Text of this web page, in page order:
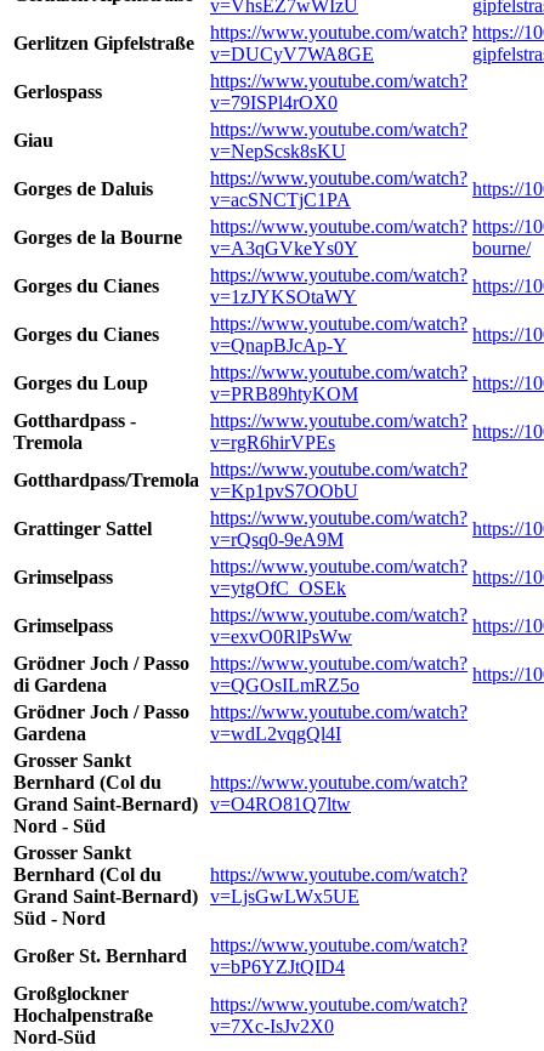
v=VhsEZ7wWIzU
Gerlitzen Gipfelstraße
https://www.youtube.com/watch?
v=DUCyV7WA8GE
https://
Gerlospass
https://www.youtube.com/watch?
v=79ISPl4rOX0
Giau
https://www.youtube.com/watch?
v=NepScsk8sKU
Gorges de Daluis
https://www.youtube.com/watch?
v=acSNCTjC1PA
https://
Gorges de la Bourne
https://www.youtube.com/watch?
v=A3qGVkeYs0Y
https://
bourne/
Gorges du Cianes
https://www.youtube.com/watch?
v=1zJYKSOtaWY
https://
Gorges du Cianes
https://www.youtube.com/watch?
v=QnapBJcAp-Y
https://
Gorges du Loup
https://www.youtube.com/watch?
v=PRB89htyKOM
https://
Gotthardpass -
Tremola
https://www.youtube.com/watch?
v=rgR6hirVPEs
https://
Gotthardpass/Tremola
https://www.youtube.com/watch?
v=Kp1pvS7OObU
Grattinger Sattel
https://www.youtube.com/watch?
v=rQsq0-9eA9M
https://
Grimselpass
https://www.youtube.com/watch?
v=ytgOfC_OSEk
https://
Grimselpass
https://www.youtube.com/watch?
v=exvO0RlPsWw
https://
Grödner Joch / Passo
di Gardena
https://www.youtube.com/watch?
v=QGOsILmRZ5o
https://
Grödner Joch / Passo
Gardena
https://www.youtube.com/watch?
v=wdL2vqgQl4I
Grosser Sankt
Bernhard (Col du
Grand Saint-Bernard)
Nord - Süd
https://www.youtube.com/watch?
v=O4RO81Q7ltw
Grosser Sankt
Bernhard (Col du
Grand Saint-Bernard)
Süd - Nord
https://www.youtube.com/watch?
v=LjsGwLWx5UE
Großer St. Bernhard
https://www.youtube.com/watch?
v=bP6YZJtQID4
Großglockner
Hochalpenstraße
Nord-Süd
https://www.youtube.com/watch?
v=7Xc-IsJv2X0